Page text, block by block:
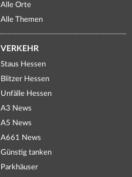
Alle Orte
Alle Themen
VERKEHR
Staus Hessen
Blitzer Hessen
Unfälle Hessen
A3 News
A5 News
A661 News
Günstig tanken
Parkhäuser